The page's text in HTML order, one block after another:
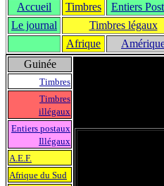
Accueil Timbres Entiers
Le journal
Timbres légaux
Afrique
Guinée
Timbres
Timbres
illégaux
Entiers postaux
Illégaux
A.E.F.
Afrique du Sud